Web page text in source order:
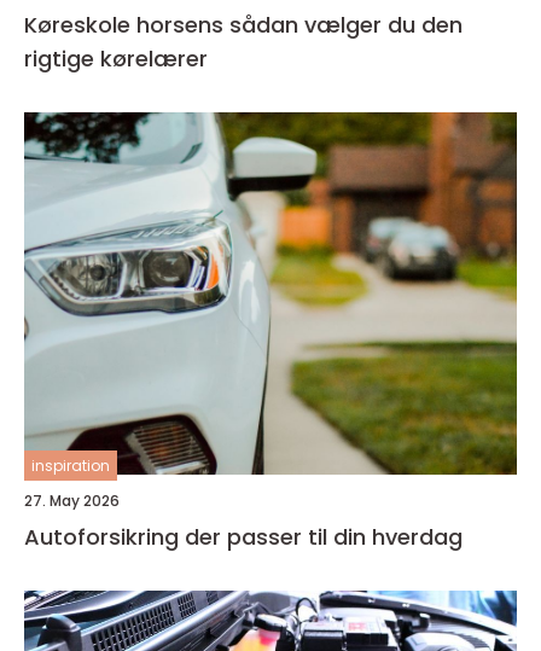
Køreskole horsens sådan vælger du den
rigtige kørelærer
inspiration
27. May 2026
Autoforsikring der passer til din hverdag